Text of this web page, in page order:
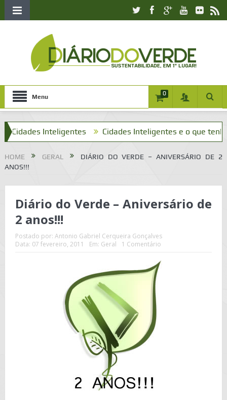
Menu 0
Inteligentes Cidades Inteligentes e o que tenho a ver
HOME GERAL
DIÁRIO DO VERDE – ANIVERSÁRIO DE 2
ANOS!!!
Diário do Verde – Aniversário de
2 anos!!!
Postado por: Antonio Gabriel Cerqueira Gonçalves
Data: 07 fevereiro, 2011 Em: Geral 1 Comentário